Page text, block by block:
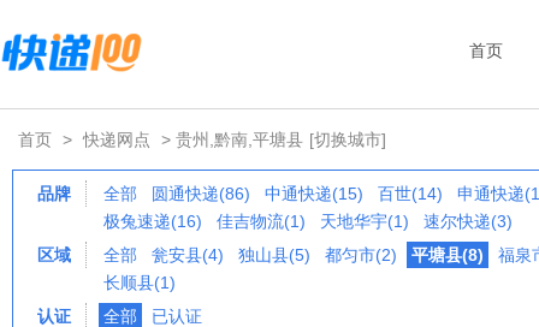
首页
首页 > 快递网点 > 贵州,黔南,平塘县 [切换城市]
品牌 全部 圆通快递(86) 中通快递(15) 百世(14)
申通快递
极兔速递(16)
佳吉物流(1) 天地华宇(1)
速尔快递(3)
区域
全部 瓮安县(4) 独山县(5) 都匀市(2) 平塘县(8)
福泉
长顺县(1)
认证
全部 已认证